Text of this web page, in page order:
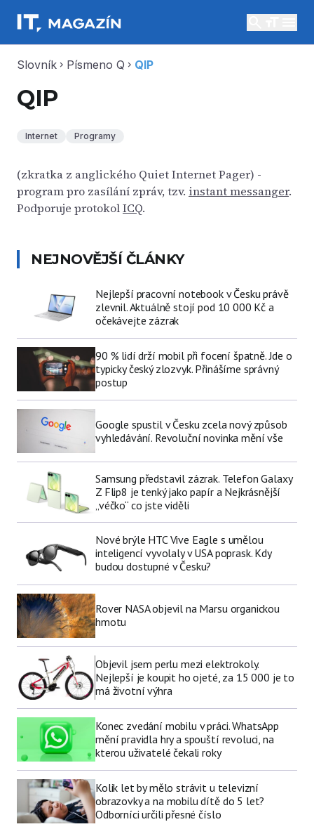
Slovník chevron_right Písmeno Q chevron_right QIP
QIP
Internet Programy
(zkratka z anglického Quiet Internet Pager) -
program pro zasílání zpráv, tzv. instant messanger.
Podporuje protokolICQ.
NEJNOVĚJŠÍ ČLÁNKY
Nejlepší pracovní notebook v Česku právě
zlevnil. Aktuálně stojí pod 10 000 Kč a
očekávejte zázrak
90 % lidí drží mobil při focení špatně. Jde o
typicky český zlozvyk. Přinášíme správný
postup
Google spustil v Česku zcela nový způsob
vyhledávání. Revoluční novinka mění vše
Samsung představil zázrak. Telefon Galaxy
Z Flip8 je tenký jako papír a Nejkrásnější
„véčko“ co jste viděli
Nové brýle HTC Vive Eagle s umělou
inteligencí vyvolaly v USA poprask. Kdy
budou dostupné v Česku?
Rover NASA objevil na Marsu organickou
hmotu
Objevil jsem perlu mezi elektrokoly.
Nejlepší je koupit ho ojeté, za 15 000 je to
má životní výhra
Konec zvedání mobilu v práci. WhatsApp
mění pravidla hry a spouští revoluci, na
kterou uživatelé čekali roky
Kolik let by mělo strávit u televizní
obrazovky a na mobilu dítě do 5 let?
Odborníci určili přesné číslo